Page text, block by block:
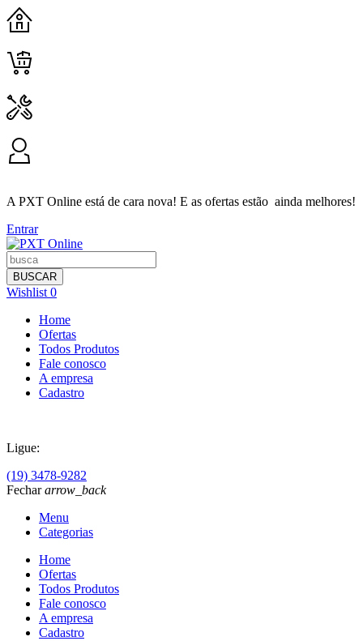
A PXT Online está de cara nova! E as ofertas estão ainda melhores!
Entrar
BUSCAR
Wishlist 0
Home
Ofertas
Todos Produtos
Fale conosco
A empresa
Cadastro
Ligue:
(19) 3478-9282
Fechararrow_back
Menu
Categorias
Home
Ofertas
Todos Produtos
Fale conosco
A empresa
Cadastro